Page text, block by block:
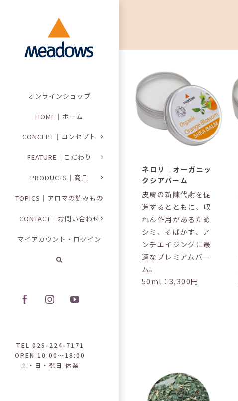
オンラインショップ
HOME｜ホーム
CONCEPT｜コンセプト
FEATURE｜こだわり
PRODUCTS｜商品
TOPICS｜アロマの読みもの
CONTACT｜お問い合わせ
マイアカウント・ログイン
TEL 029-224-7171
OPEN 10:00～18:00
土・日・祝日 休業
ネロリ｜オーガニッ
クシアバーム
皮膚の新陳代謝を促
進するとともに、収
れん作用があるため
シミ、そばかす、ア
ンチエイジングに最
適なプレミアムバー
ム。
50ml：3,300円